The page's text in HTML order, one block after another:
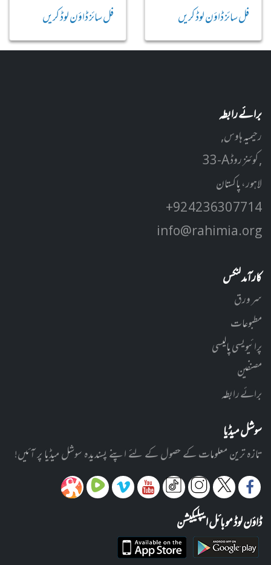
فل سائز ڈاؤن لوڈ کریں
فل سائز ڈاؤن لوڈ کریں
برائے رابطہ
رحیمیہ ہاوس,
33-A کوئنز روڈ ,
لاہور، پاکستان
+92 42 3630 7714
info@rahimia.org
کارآمد لنکس
سر ورق
مطبوعات
پرائیویسی پالیسی
مصنفین
برائے رابطہ
سوشل میڈیا
تازہ ترین معلومات کے حصول کے لئے اپنے پسندیدہ سوشل میڈیا پر آئیں!
ڈاؤن لوڈ موبائل ایپلیکیشن